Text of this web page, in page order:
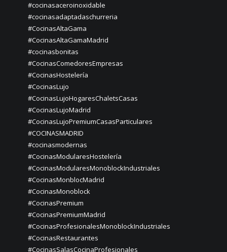
#cocinasaceroinoxidable
#cocinasadaptadaschurreria
#CocinasAltaGama
#CocinasAltaGamaMadrid
#cocinasbonitas
#CocinasComedoresEmpresas
#CocinasHostelería
#CocinasLujo
#CocinasLujoHogaresChaletsCasas
#CocinasLujoMadrid
#CocinasLujoPremiumCasasParticulares
#COCINASMADRID
#cocinasmodernas
#CocinasModularesHostelería
#CocinasModularesMonoblockIndustriales
#CocinasMonblocMadrid
#CocinasMonoblock
#CocinasPremium
#CocinasPremiumMadrid
#CocinasProfesionalesMonoblockIndustriales
#CocinasRestaurantes
#CocinasSalasCocinaProfesionales